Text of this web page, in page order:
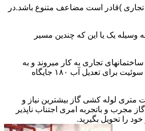
تجاری )قادر است مضاعف متنوع باشد.در
یک یا این که چندین مسیر
تجاری به کار میروند و به
مقادیر آب متعددی نیاز دارا هستند.این شیرها آب خروجی از دیگ یا این که آبگرمکن را به دمای پایینتری تعدیل میکنند.مثلا یک شیر دارای اهمیت در یک هتل یا این که یک سوئیت برای تعدیل آب ۱۸۰ جایگاه
لوله کشی گاز بیشترین نیاز و
مجرب و باتجربه امری اجتناب ناپذیر
را تحویل بگیرید.